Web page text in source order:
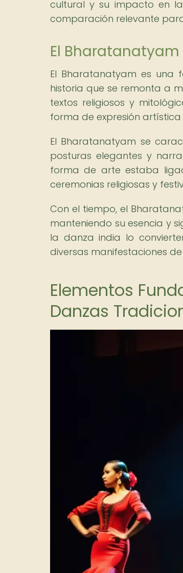
cultural y su impacto en
comparación relevante
El
El Bharatanatyam es una
historia que se remonta a
textos religiosos y
forma de expresión artística
El Bharatanatyam se
posturas elegantes y
forma de arte estaba
ceremonias religiosas y
Con el tiempo, el
manteniendo su esencia y
la danza india lo
diversas manifestaciones
Elementos
Danzas